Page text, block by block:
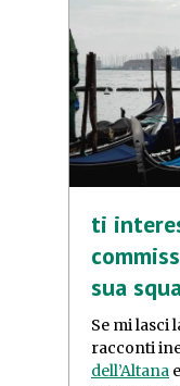
ti
sua
Se mi lasci
racconti
dell’Altana